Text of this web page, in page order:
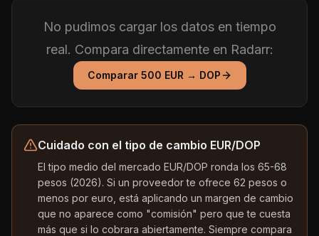
No pudimos cargar los datos en tiempo
real. Compara directamente en Radarr:
Comparar 500 EUR → DOP
Cuidado con el tipo de cambio EUR/DOP
El tipo medio del mercado EUR/DOP ronda los 65-68
pesos (2026). Si un proveedor te ofrece 62 pesos o
menos por euro, está aplicando un margen de cambio
que no aparece como "comisión" pero que te cuesta
más que si lo cobrara abiertamente. Siempre compara